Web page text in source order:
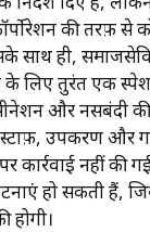
की तरफ़ से
साथ ही,
लिए तुरंत एक
और नसबंदी की
उपकरण और
कार्रवाई नहीं की
हो सकती हैं,
होगी।